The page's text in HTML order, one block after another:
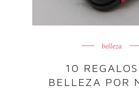
belleza
10
BELLEZA POR